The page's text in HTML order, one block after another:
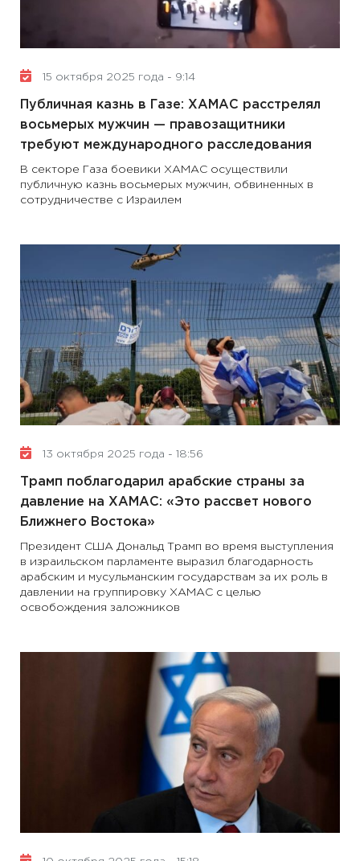
15 октября 2025 года - 9:14
Публичная казнь в Газе: ХАМАС расстрелял
восьмерых мужчин — правозащитники
требуют международного расследования
В секторе Газа боевики ХАМАС осуществили
публичную казнь восьмерых мужчин, обвиненных в
сотрудничестве с Израилем
13 октября 2025 года - 18:56
Трамп поблагодарил арабские страны за
давление на ХАМАС: «Это рассвет нового
Ближнего Востока»
Президент США Дональд Трамп во время выступления
в израильском парламенте выразил благодарность
арабским и мусульманским государствам за их роль в
давлении на группировку ХАМАС с целью
освобождения заложников